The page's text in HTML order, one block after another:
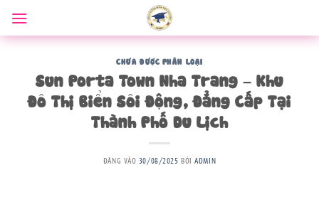
qua
nội
CHƯA ĐƯỢC PHÂN LOẠI
Sun Porta Town Nha Trang – Khu
Đô Thị Biển Sôi Động, Đẳng Cấp Tại
Thành Phố Du Lịch
ĐĂNG VÀO 30/08/2025 BỞIADMIN